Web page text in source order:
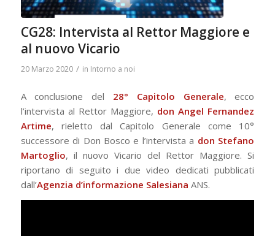
CG28: Intervista al Rettor Maggiore e
al nuovo Vicario
20 Marzo 2020 / in Intorno a noi
A conclusione del 28° Capitolo Generale, ecco
l’intervista al Rettor Maggiore, don Angel Fernandez
Artime, rieletto dal Capitolo Generale come 10°
successore di Don Bosco e l’intervista a don Stefano
Martoglio, il nuovo Vicario del Rettor Maggiore. Si
riportano di seguito i due video dedicati pubblicati
dall’Agenzia d’informazione Salesiana ANS.